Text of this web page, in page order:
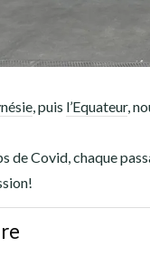
, puis l’Equateur,
de Covid, chaque